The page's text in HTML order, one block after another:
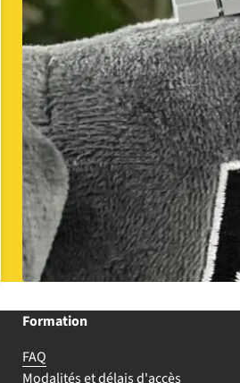
Formation
FAQ
Modalités et délais d'accès